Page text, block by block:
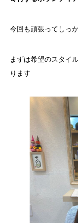
今回も頑張ってしっ
まずは希望のスタイ
ります